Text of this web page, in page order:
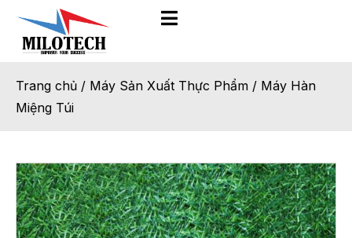
Trang chủ / Máy Sản Xuất Thực Phẩm / Máy Hàn
Miệng Túi